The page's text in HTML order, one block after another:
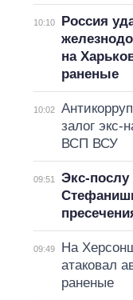
10:10
Россия
на
раненые
10:02
залог экс-
ВСП ВСУ
09:51
Экс-
09:49
На
атаковал
раненые